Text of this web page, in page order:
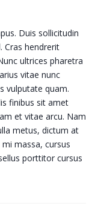
Duis sollicitudin
Cras hendrerit
ultrices pharetra
vitae nunc
vulputate quam.
finibus sit amet
et vitae arcu. Nam
metus, dictum at
massa, cursus
porttitor cursus